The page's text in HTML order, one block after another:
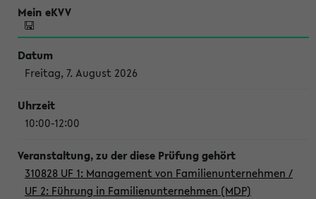
Freitag, 7. August 2026
10:00-12:00
310828 UF 1: Management von Familienunternehmen /
UF 2: Führung in Familienunternehmen (MDP)